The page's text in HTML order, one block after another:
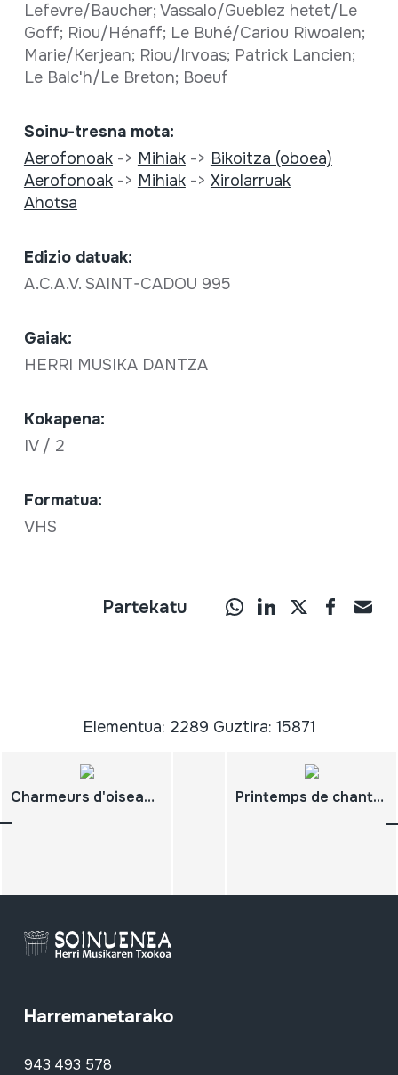
Lefevre/Baucher; Vassalo/Gueblez hetet/Le
Goff; Riou/Hénaff; Le Buhé/Cariou Riwoalen;
Marie/Kerjean; Riou/Irvoas; Patrick Lancien;
Le Balc'h/Le Breton; Boeuf
Soinu-tresna mota:
Aerofonoak-> Mihiak-> Bikoitza (oboea)
Aerofonoak-> Mihiak-> Xirolarruak
Ahotsa
Edizio datuak:
A.C.A.V. SAINT-CADOU 995
Gaiak:
HERRI MUSIKA DANTZA
Kokapena:
IV / 2
Formatua:
VHS
Partekatu
Elementua: 2289 Guztira: 15871
Charmeurs d'oiseaux & siffleurs de danses Printemps de chanteauneuf 1993; Fest-deiz; Fest-noz
Harremanetarako
943 493 578